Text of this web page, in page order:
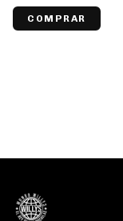
COMPRAR